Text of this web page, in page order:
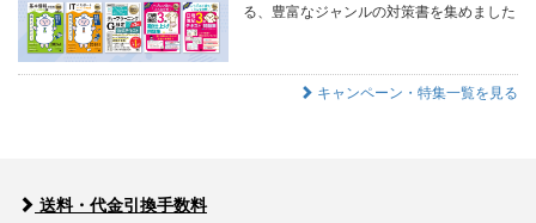
る、豊富なジャンルの対策書を集めました
キャンペーン・特集一覧を見る
送料・代金引換手数料